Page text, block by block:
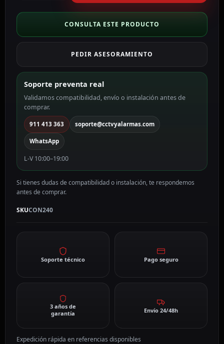
RCA
CON240
cantidad
CONSULTA ESTE PRODUCTO
PEDIR ASESORAMIENTO
Soporte preventa real
Validamos compatibilidad, envío o instalación antes de
comprar.
911 413 363 soporte@cctvyalarmas.com
WhatsApp
L-V 10:00–19:00
Si tienes dudas de compatibilidad o instalación, te respondemos
antes de comprar.
SKUCON240
Soporte técnico Pago seguro
3 años de
garantía
Envío 24/48h
Expedición rápida en referencias disponibles